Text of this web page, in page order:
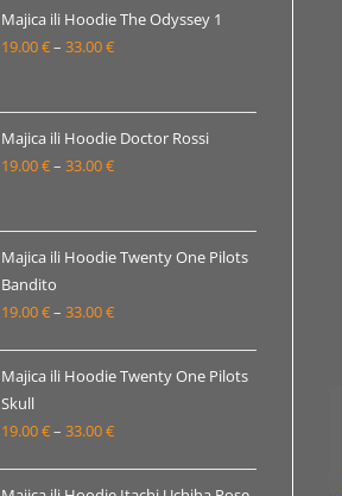
19.00 €
do
Majica ili Hoodie The Odyssey 1
19.00€– 33.00€Raspon
od
19.00 €
do
Majica ili Hoodie Doctor Rossi
19.00€– 33.00€Raspon
od
19.00 €
33.00 €
Majica ili Hoodie Twenty One Pilots
Bandito
19.00€– 33.00€Raspon
od
do
Majica ili Hoodie Twenty One Pilots
Skull
19.00€– 33.00€Raspon
od